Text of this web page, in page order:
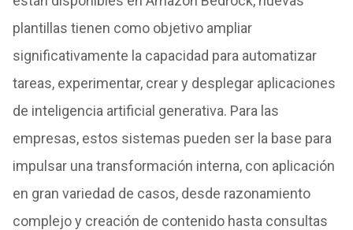
plantillas tienen como objetivo ampliar
significativamente la capacidad para automatizar
tareas, experimentar, crear y desplegar aplicaciones
de inteligencia artificial generativa. Para las
empresas, estos sistemas pueden ser la base para
impulsar una transformación interna, con aplicación
en gran variedad de casos, desde razonamiento
complejo y creación de contenido hasta consultas